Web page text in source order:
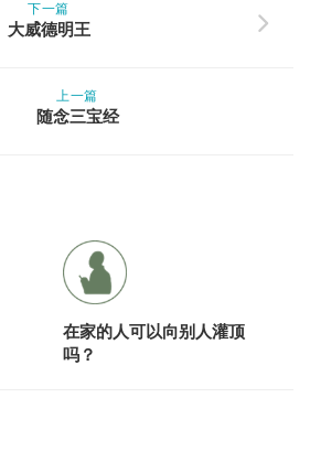
下一篇
大威德明王
上一篇
随念三宝经
在家的人可以向别人灌顶
吗？